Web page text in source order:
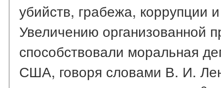
убийств, грабежа, коррупции
Увеличению организованной
способствовали моральная
США, говоря словами В. И.